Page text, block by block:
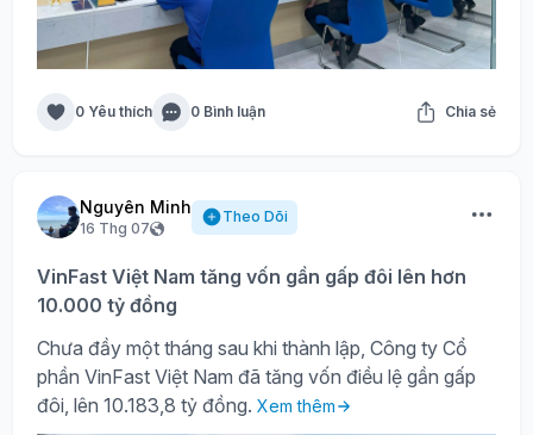
0 Yêu thích 0 Bình luận Chia sẻ
Nguyên Minh
16 Thg 07
Theo Dõi
VinFast Việt Nam tăng vốn gần gấp đôi lên hơn
10.000 tỷ đồng
Chưa đầy một tháng sau khi thành lập, Công ty Cổ
phần VinFast Việt Nam đã tăng vốn điều lệ gần gấp
đôi, lên 10.183,8 tỷ đồng. Xem thêm